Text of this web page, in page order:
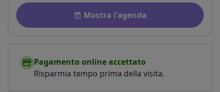
Disponibilità
Mostra l'agenda
Pagamento online accettato
Risparmia tempo prima della visita.